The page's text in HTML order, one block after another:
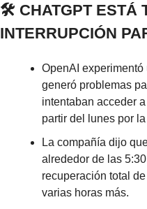
🛠️ CHATGPT ESTÁ
INTERRUPCIÓN
OpenAI
generó problemas
intentaban acceder
partir del lunes por
La compañía dijo
alrededor de las
recuperación total
varias horas más.